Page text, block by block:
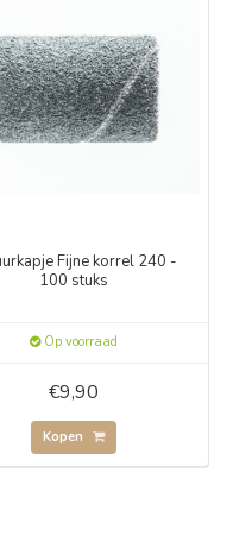
Fijne korrel 240 -
100 stuks
Op voorraad
€9,90
Kopen